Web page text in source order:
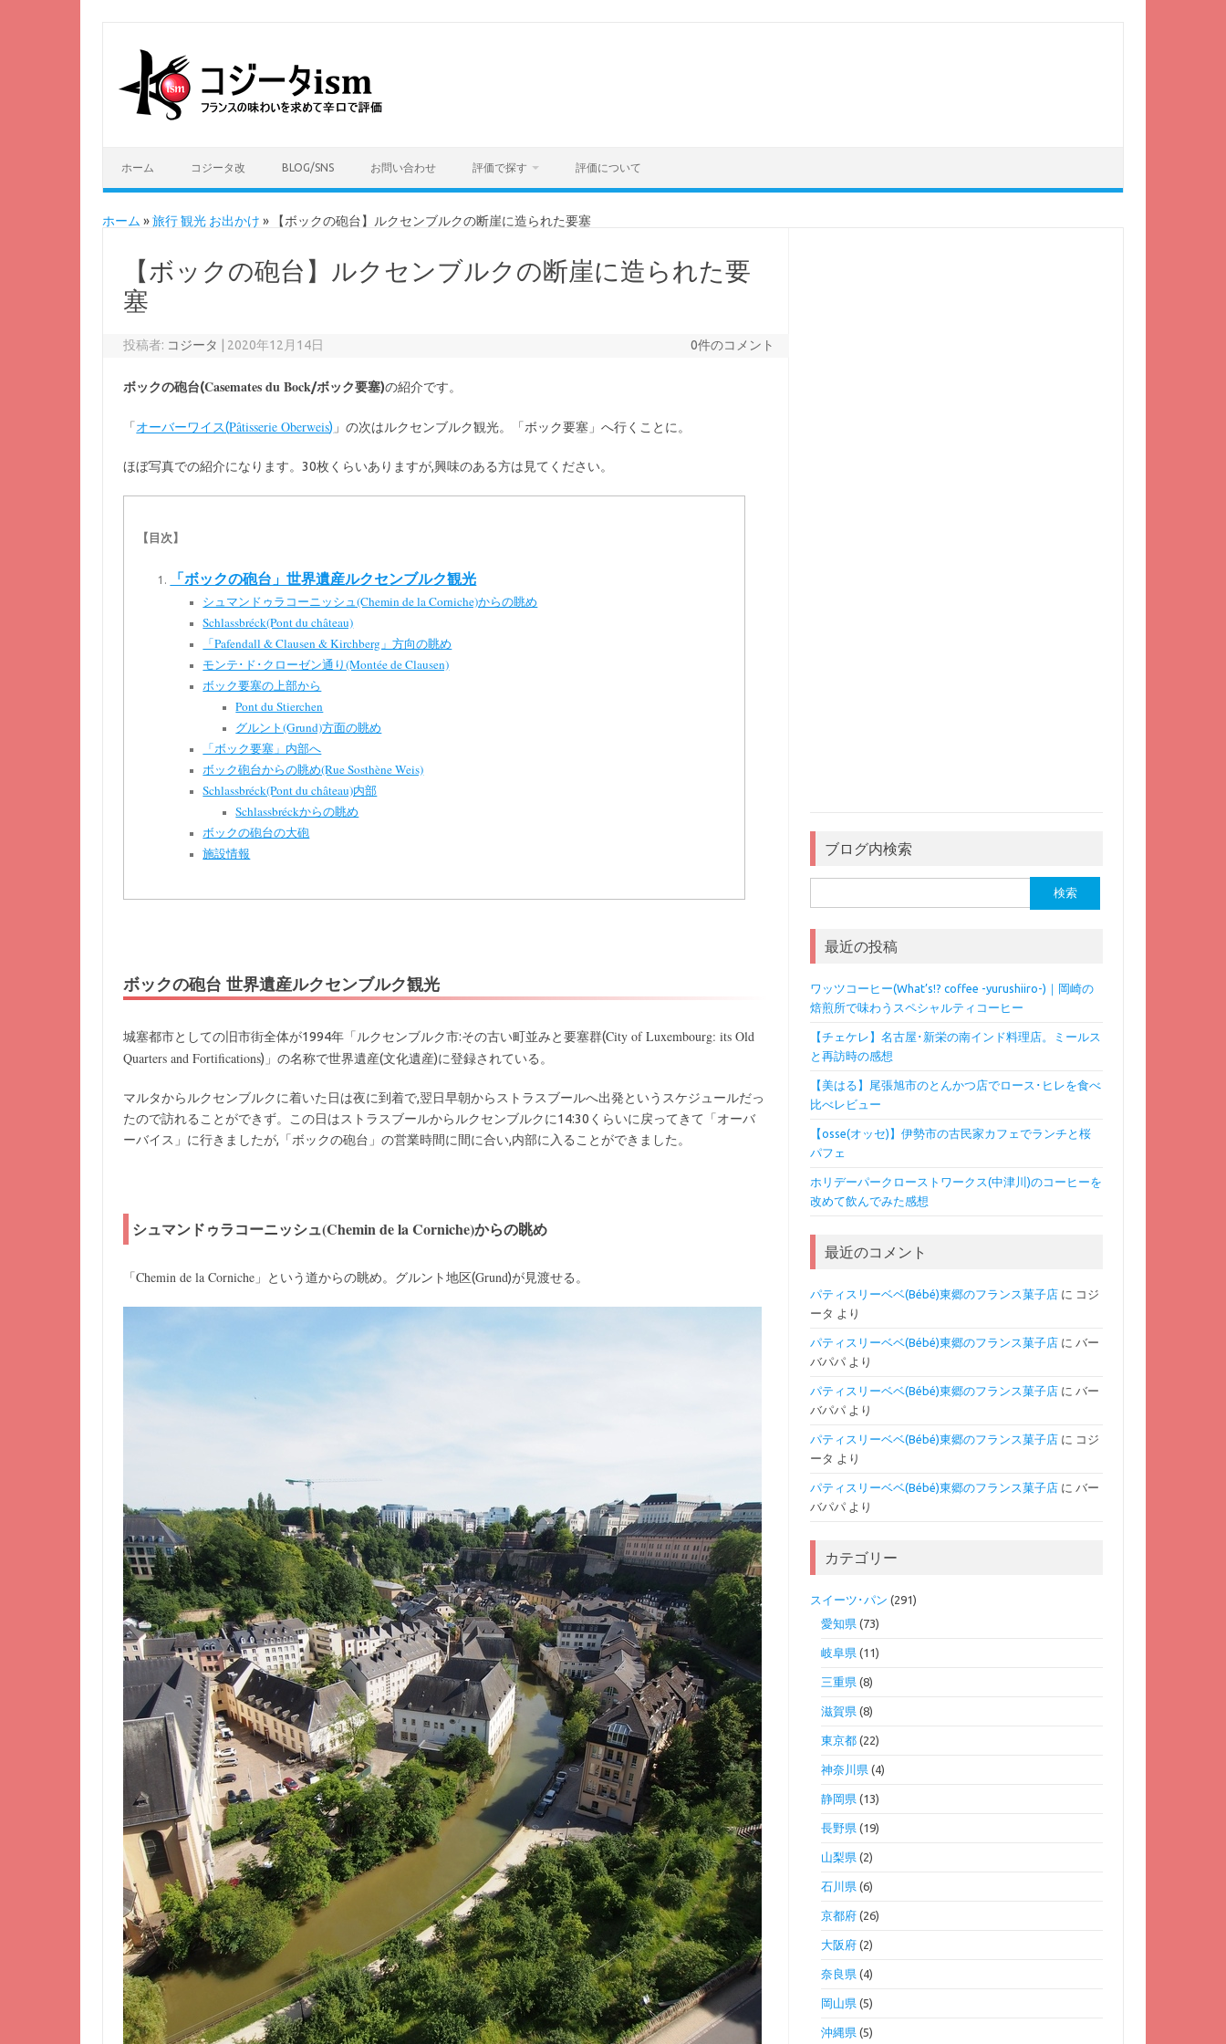
ホーム コジータ改 BLOG/SNS お問い合わせ 評価で探す 評価について
ホーム »旅行 観光 お出かけ » 【ボックの砲台】ルクセンブルクの断崖に造られた要塞
【ボックの砲台】ルクセンブルクの断崖に造られた要
塞
投稿者: コジータ 2020年12月14日 0件のコメント
ボックの砲台(Casemates du Bock/ボック要塞)の紹介です。
「オーバーワイス(Pâtisserie Oberweis) 」の次はルクセンブルク観光。「ボック要塞」へ行くことに。
ほぼ写真での紹介になります。30枚くらいありますが,興味のある方は見てください。
【目次】
「ボックの砲台」世界遺産ルクセンブルク観光
シュマンドゥラコーニッシュ(Chemin de la Corniche)からの眺め
Schlassbréck(Pont du château)
「Pafendall & Clausen & Kirchberg」方向の眺め
モンテ･ド･クローゼン通り(Montée de Clausen)
ボック要塞の上部から
Pont du Stierchen
グルント(Grund)方面の眺め
「ボック要塞」内部へ
ボック砲台からの眺め(Rue Sosthène Weis)
Schlassbréck(Pont du château)内部
Schlassbréckからの眺め
ボックの砲台の大砲
施設情報
ボックの砲台 世界遺産ルクセンブルク観光
城塞都市としての旧市街全体が1994年「ルクセンブルク市:その古い町並みと要塞群(City of Luxembourg: its Old
Quarters and Fortifications)」の名称で世界遺産(文化遺産)に登録されている。
マルタからルクセンブルクに着いた日は夜に到着で,翌日早朝からストラスブールへ出発というスケジュールだっ
たので訪れることができず。この日はストラスブールからルクセンブルクに14:30くらいに戻ってきて「オーバ
ーバイス」に行きましたが,「ボックの砲台」の営業時間に間に合い,内部に入ることができました。
シュマンドゥラコーニッシュ(Chemin de la Corniche)からの眺め
「Chemin de la Corniche 」という道からの眺め。グルント地区(Grund)が見渡せる。
ブログ内検索
索:
最近の投稿
ワッツコーヒー(What’s!? coffee -yurushiiro-)｜岡崎の
焙煎所で味わうスペシャルティコーヒー
【チェケレ】名古屋･新栄の南インド料理店。ミールス
と再訪時の感想
【美はる】尾張旭市のとんかつ店でロース･ヒレを食べ
比べレビュー
【osse(オッセ)】伊勢市の古民家カフェでランチと桜
パフェ
ホリデーパークローストワークス(中津川)のコーヒーを
改めて飲んでみた感想
最近のコメント
パティスリーベベ(Bébé)東郷のフランス菓子店に コジ
ータ より
パティスリーベベ(Bébé)東郷のフランス菓子店に バー
バパパより
パティスリーベベ(Bébé)東郷のフランス菓子店に バー
バパパより
パティスリーベベ(Bébé)東郷のフランス菓子店に コジ
ータ より
パティスリーベベ(Bébé)東郷のフランス菓子店に バー
バパパより
カテゴリー
スイーツ･パン (291)
愛知県(73)
岐阜県(11)
三重県(8)
滋賀県(8)
東京都(22)
神奈川県(4)
静岡県(13)
長野県(19)
山梨県(2)
石川県(6)
京都府(26)
大阪府(2)
奈良県(4)
岡山県(5)
沖縄県(5)